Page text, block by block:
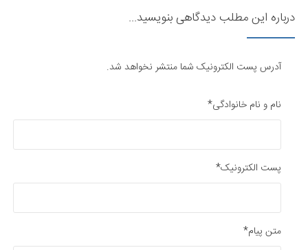
درباره این مطلب دیدگاهی بنویسید...
آدرس پست الکترونیک شما منتشر نخواهد شد.
نام و نام خانوادگی*
پست الکترونیک*
متن پیام*